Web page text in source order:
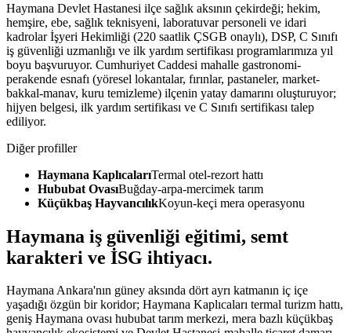
Haymana Devlet Hastanesi ilçe sağlık aksının çekirdeği; hekim,
hemşire, ebe, sağlık teknisyeni, laboratuvar personeli ve idari
kadrolar İşyeri Hekimliği (220 saatlik ÇSGB onaylı), DSP, C Sınıfı
iş güvenliği uzmanlığı ve ilk yardım sertifikası programlarımıza yıl
boyu başvuruyor. Cumhuriyet Caddesi mahalle gastronomi-
perakende esnafı (yöresel lokantalar, fırınlar, pastaneler, market-
bakkal-manav, kuru temizleme) ilçenin yatay damarını oluşturuyor;
hijyen belgesi, ilk yardım sertifikası ve C Sınıfı sertifikası talep
ediliyor.
Diğer profiller
Haymana KaplıcalarıTermal otel-rezort hattı
Hububat OvasıBuğday-arpa-mercimek tarım
Küçükbaş HayvancılıkKoyun-keçi mera operasyonu
Haymana iş güvenliği eğitimi, semt
karakteri ve İSG ihtiyacı.
Haymana Ankara'nın güney aksında dört ayrı katmanın iç içe
yaşadığı özgün bir koridor; Haymana Kaplıcaları termal turizm hattı,
geniş Haymana ovası hububat tarım merkezi, mera bazlı küçükbaş